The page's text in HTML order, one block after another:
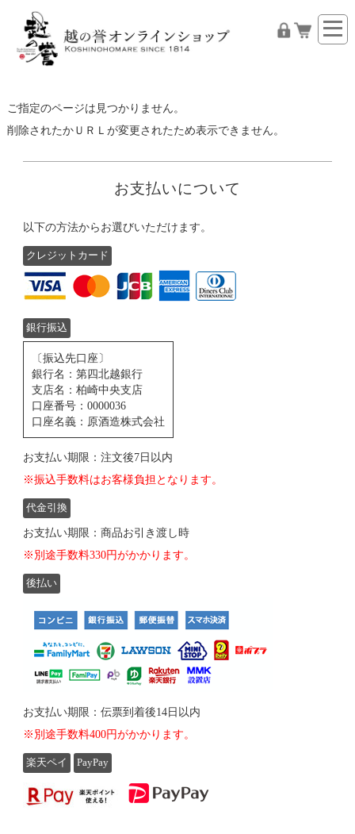
ご指定のページは見つかりません。
削除されたかＵＲＬが変更されたため表示できません。
お支払いについて
以下の方法からお選びいただけます。
クレジットカード
銀行振込
〔振込先口座〕
銀行名：第四北越銀行
支店名：柏崎中央支店
口座番号：0000036
口座名義：原酒造株式会社
お支払い期限：注文後7日以内
※振込手数料はお客様負担となります。
代金引換
お支払い期限：商品お引き渡し時
※別途手数料330円がかかります。
後払い
お支払い期限：伝票到着後14日以内
※別途手数料400円がかかります。
楽天ペイ PayPay